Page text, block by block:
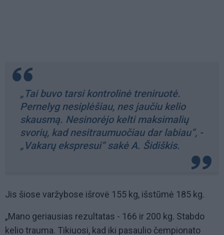
„Tai buvo tarsi kontrolinė treniruotė.
Pernelyg nesiplėšiau, nes jaučiu kelio
skausmą. Nesinorėjo kelti maksimalių
svorių, kad nesitraumuočiau dar labiau“, -
„Vakarų ekspresui“ sakė A. Šidiškis.
Jis šiose varžybose išrovė 155 kg, išstūmė 185 kg.
„Mano geriausias rezultatas - 166 ir 200 kg. Stabdo
kelio trauma. Tikiuosi, kad iki pasaulio čempionato